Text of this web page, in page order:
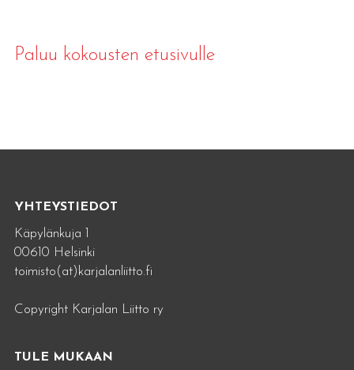
Paluu kokousten etusivulle
YHTEYSTIEDOT
Käpylänkuja 1
00610 Helsinki
toimisto(at)karjalanliitto.fi
Copyright Karjalan Liitto ry
TULE MUKAAN